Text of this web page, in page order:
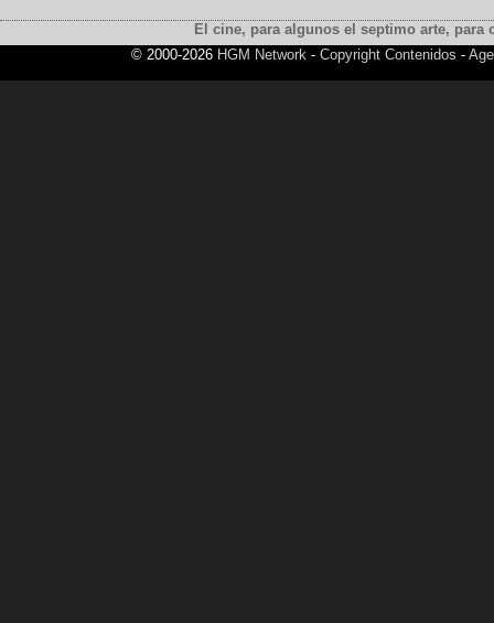
El cine, para algunos el septimo arte,
© 2000-2026 HGM Network - Copyright Contenidos -